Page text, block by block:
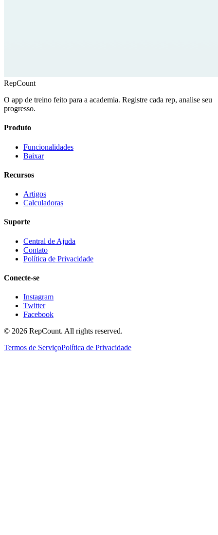
RepCount
O app de treino feito para a academia. Registre cada rep, analise seu
progresso.
Produto
Funcionalidades
Baixar
Recursos
Artigos
Calculadoras
Suporte
Central de Ajuda
Contato
Política de Privacidade
Conecte-se
Instagram
Twitter
Facebook
© 2026 RepCount. All rights reserved.
Termos de ServiçoPolítica de Privacidade